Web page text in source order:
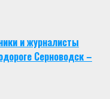
и журналисты
Серноводск –